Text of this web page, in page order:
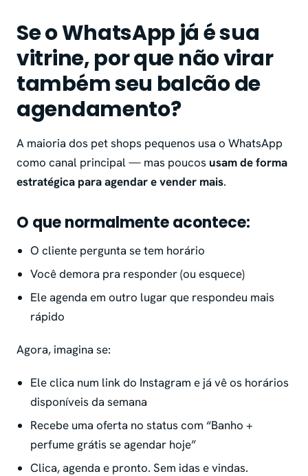
Se o WhatsApp já é sua
vitrine, por que não virar
também seu balcão de
agendamento?
A maioria dos pet shops pequenos usa o WhatsApp
como canal principal — mas poucos usam de forma
estratégica para agendar e vender mais.
O que normalmente acontece:
O cliente pergunta se tem horário
Você demora pra responder (ou esquece)
Ele agenda em outro lugar que respondeu mais
rápido
Agora, imagina se:
Ele clica num link do Instagram e já vê os horários
disponíveis da semana
Recebe uma oferta no status com “Banho +
perfume grátis se agendar hoje”
Clica, agenda e pronto. Sem idas e vindas.